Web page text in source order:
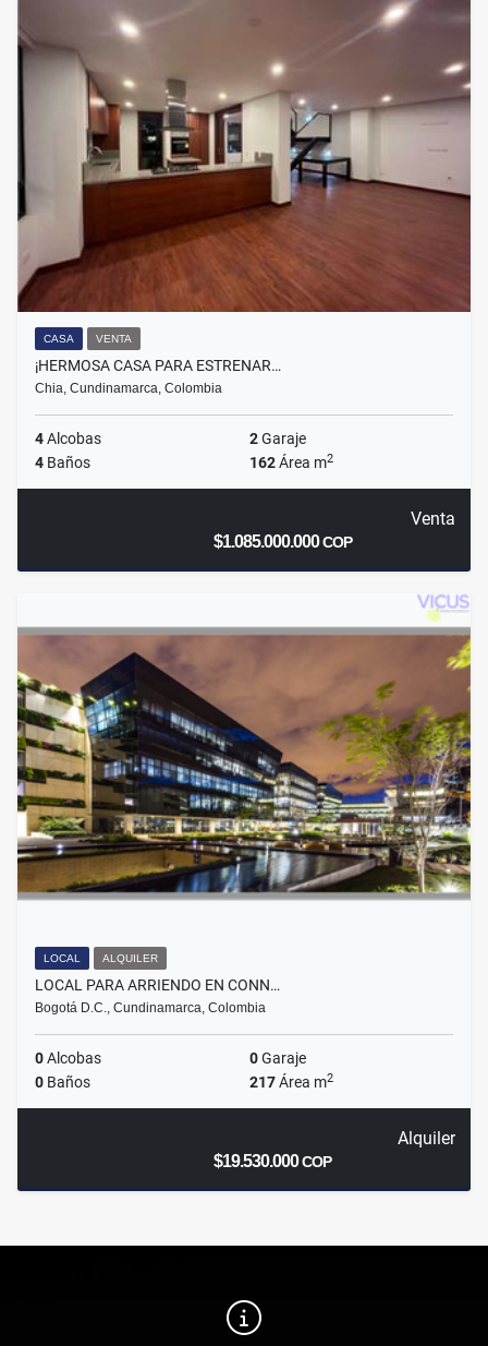
CASA VENTA
¡HERMOSA CASA PARA ESTRENAR…
Chia, Cundinamarca, Colombia
4Alcobas 2Garaje
4 Baños 162Área m2
Venta
$1.085.000.000COP
LOCAL ALQUILER
LOCAL PARA ARRIENDO EN CONN…
Bogotá D.C., Cundinamarca, Colombia
0Alcobas 0Garaje
0 Baños 217Área m2
Alquiler
$19.530.000COP